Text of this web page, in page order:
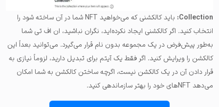
Collection:
باید کالکشنی که می‌خواهید NFT شما در آن ساخته شود را
انتخاب کنید. اگر کالکشنی ایجاد نکرده‌اید، نگران نباشید، ان اف تی شما
به‌طور پیش‌فرض در یک مجموعه بدون نام قرار می‌گیرد. می‌توانید بعداً این
کالکشن را ویرایش کنید. اگر فقط یک آیتم برای تبدیل دارید، لزوماً نیازی به
قرار دادن آن در یک کالکشن نیست، اگرچه ساختن کالکشن به شما امکان
می‌دهد NFTهای خود را بهتر سازماندهی کنید.